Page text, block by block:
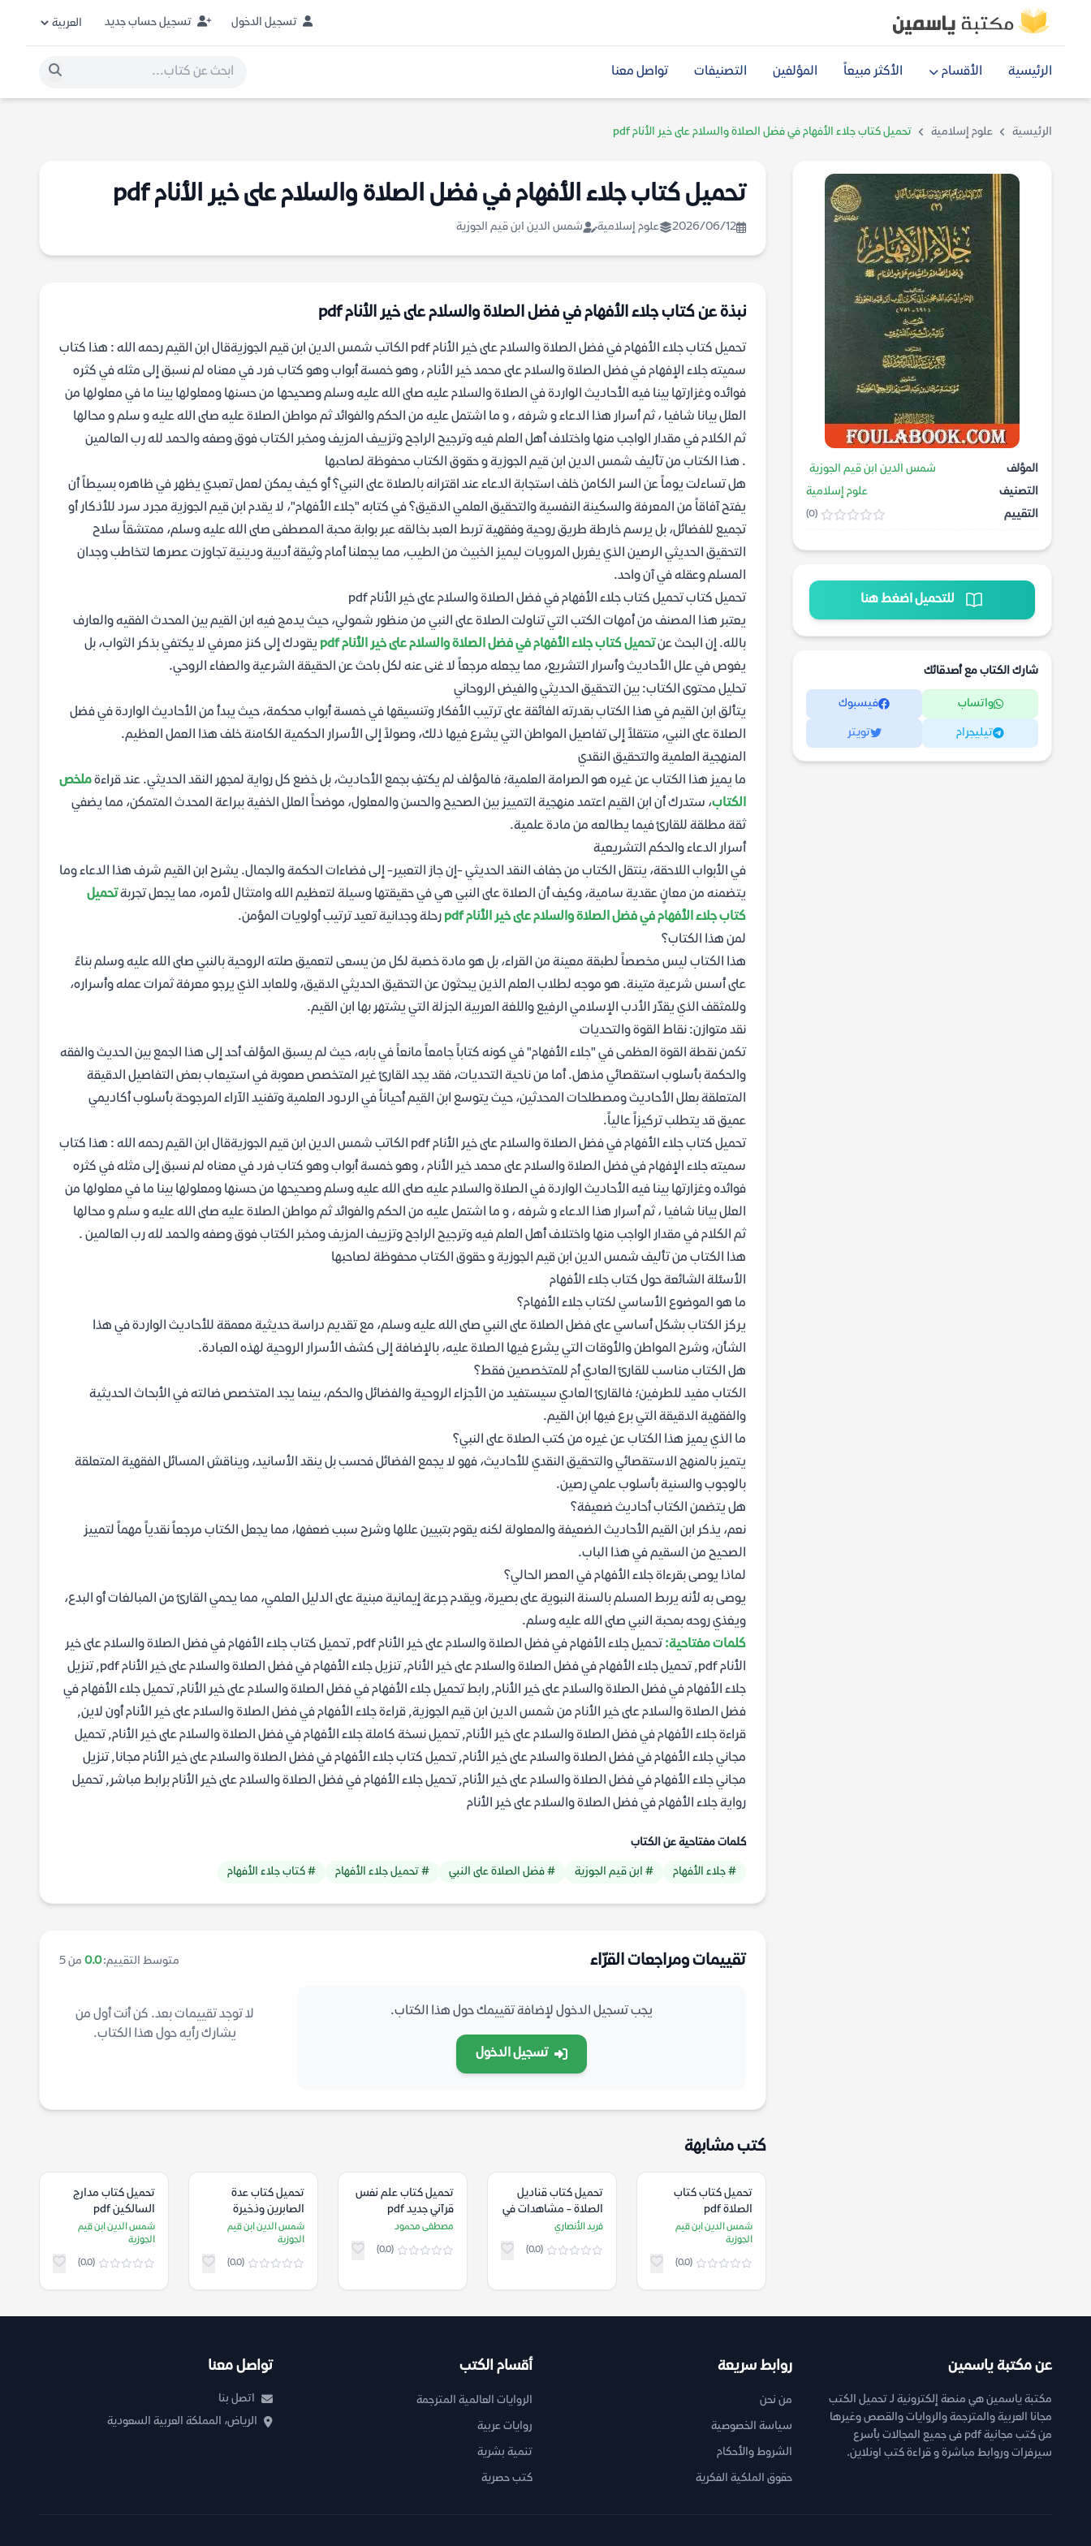
تسجيل الدخول تسجيل حساب جديد
الرئيسية الأقسام الأكثر مبيعاً المؤلفين التصنيفات تواصل معنا
الرئيسية علوم إسلامية تحميل كتاب جلاء الأفهام في فضل الصلاة والسلام على خير الأنام pdf
المؤلف
شمس الدين ابن قيم الجوزية
التصنيف
علوم إسلامية
التقييم
(0)
للتحميل اضغط هنا
شارك الكتاب مع أصدقائك
واتساب فيسبوك
تيليجرام تويتر
تحميل كتاب جلاء الأفهام في فضل الصلاة والسلام على خير الأنام pdf
2026/06/12 علوم إسلامية شمس الدين ابن قيم الجوزية
نبذة عن كتاب جلاء الأفهام في فضل الصلاة والسلام على خير الأنام pdf
تحميل كتاب جلاء الأفهام في فضل الصلاة والسلام على خير الأنام pdf الكاتب شمس الدين ابن قيم الجوزيةقال ابن القيم رحمه الله : هذا كتاب
سميته جلاء الإفهام في فضل الصلاة والسلام على محمد خير الأنام ، وهو خمسة أبواب وهو كتاب فرد في معناه لم نسبق إلى مثله في كثره
فوائده وغزارتها بينا فيه الأحاديث الواردة في الصلاة والسلام عليه صلى الله عليه وسلم وصحيحها من حسنها ومعلولها بينا ما في معلولها من
العلل بيانا شافيا ، ثم أسرار هذا الدعاء و شرفه ، و ما اشتمل عليه من الحكم والفوائد ثم مواطن الصلاة عليه صلى الله عليه و سلم و محالها
ثم الكلام في مقدار الواجب منها واختلاف أهل العلم فيه وترجيح الراجح وتزييف المزيف ومخبر الكتاب فوق وصفه والحمد لله رب العالمين
. هذا الكتاب من تأليف شمس الدين ابن قيم الجوزية و حقوق الكتاب محفوظة لصاحبها
هل تساءلت يوماً عن السر الكامن خلف استجابة الدعاء عند اقترانه بالصلاة على النبي؟ أو كيف يمكن لعمل تعبدي يظهر في ظاهره بسيطاً أن
يفتح آفاقاً من المعرفة والسكينة النفسية والتحقيق العلمي الدقيق؟ في كتابه "جلاء الأفهام"، لا يقدم ابن قيم الجوزية مجرد سرد للأذكار أو
تجميع للفضائل، بل يرسم خارطة طريق روحية وفقهية تربط العبد بخالقه عبر بوابة محبة المصطفى صلى الله عليه وسلم، ممتشقاً سلاح
التحقيق الحديثي الرصين الذي يغربل المرويات ليميز الخبيث من الطيب، مما يجعلنا أمام وثيقة أدبية ودينية تجاوزت عصرها لتخاطب وجدان
المسلم وعقله في آن واحد.
تحميل كتاب تحميل كتاب جلاء الأفهام في فضل الصلاة والسلام على خير الأنام pdf
يعتبر هذا المصنف من أمهات الكتب التي تناولت الصلاة على النبي من منظور شمولي، حيث يدمج فيه ابن القيم بين المحدث الفقيه والعارف
بالله. إن البحث عنتحميل كتاب جلاء الأفهام في فضل الصلاة والسلام على خير الأنام pdf
يقودك إلى كنز معرفي لا يكتفي بذكر الثواب، بل
يغوص في علل الأحاديث وأسرار التشريع، مما يجعله مرجعاً لا غنى عنه لكل باحث عن الحقيقة الشرعية والصفاء الروحي.
تحليل محتوى الكتاب: بين التحقيق الحديثي والفيض الروحاني
يتألق ابن القيم في هذا الكتاب بقدرته الفائقة على ترتيب الأفكار وتنسيقها في خمسة أبواب محكمة، حيث يبدأ من الأحاديث الواردة في فضل
الصلاة على النبي، منتقلاً إلى تفاصيل المواطن التي يشرع فيها ذلك، وصولاً إلى الأسرار الحكمية الكامنة خلف هذا العمل العظيم.
المنهجية العلمية والتحقيق النقدي
ما يميز هذا الكتاب عن غيره هو الصرامة العلمية؛ فالمؤلف لم يكتفِ بجمع الأحاديث، بل خضع كل رواية لمجهر النقد الحديثي. عند قراءةملخص
الكتاب، ستدرك أن ابن القيم اعتمد منهجية التمييز بين الصحيح والحسن والمعلول، موضحاً العلل الخفية ببراعة المحدث المتمكن، مما يضفي
ثقة مطلقة للقارئ فيما يطالعه من مادة علمية.
أسرار الدعاء والحكم التشريعية
في الأبواب اللاحقة، ينتقل الكتاب من جفاف النقد الحديثي -إن جاز التعبير- إلى فضاءات الحكمة والجمال. يشرح ابن القيم شرف هذا الدعاء وما
يتضمنه من معانٍ عقدية سامية، وكيف أن الصلاة على النبي هي في حقيقتها وسيلة لتعظيم الله وامتثال لأمره، مما يجعل تجربةتحميل
كتاب جلاء الأفهام في فضل الصلاة والسلام على خير الأنام pdf
رحلة وجدانية تعيد ترتيب أولويات المؤمن.
لمن هذا الكتاب؟
هذا الكتاب ليس مخصصاً لطبقة معينة من القراء، بل هو مادة خصبة لكل من يسعى لتعميق صلته الروحية بالنبي صلى الله عليه وسلم بناءً
على أسس شرعية متينة. هو موجه لطلاب العلم الذين يبحثون عن التحقيق الحديثي الدقيق، وللعابد الذي يرجو معرفة ثمرات عمله وأسراره،
وللمثقف الذي يقدّر الأدب الإسلامي الرفيع واللغة العربية الجزلة التي يشتهر بها ابن القيم.
نقد متوازن: نقاط القوة والتحديات
تكمن نقطة القوة العظمى في "جلاء الأفهام" في كونه كتاباً جامعاً مانعاً في بابه، حيث لم يسبق المؤلف أحد إلى هذا الجمع بين الحديث والفقه
والحكمة بأسلوب استقصائي مذهل. أما من ناحية التحديات، فقد يجد القارئ غير المتخصص صعوبة في استيعاب بعض التفاصيل الدقيقة
المتعلقة بعلل الأحاديث ومصطلحات المحدثين، حيث يتوسع ابن القيم أحياناً في الردود العلمية وتفنيد الآراء المرجوحة بأسلوب أكاديمي
عميق قد يتطلب تركيزاً عالياً.
تحميل كتاب جلاء الأفهام في فضل الصلاة والسلام على خير الأنام pdf الكاتب شمس الدين ابن قيم الجوزيةقال ابن القيم رحمه الله : هذا كتاب
سميته جلاء الإفهام في فضل الصلاة والسلام على محمد خير الأنام ، وهو خمسة أبواب وهو كتاب فرد في معناه لم نسبق إلى مثله في كثره
فوائده وغزارتها بينا فيه الأحاديث الواردة في الصلاة والسلام عليه صلى الله عليه وسلم وصحيحها من حسنها ومعلولها بينا ما في معلولها من
العلل بيانا شافيا ، ثم أسرار هذا الدعاء و شرفه ، و ما اشتمل عليه من الحكم والفوائد ثم مواطن الصلاة عليه صلى الله عليه و سلم و محالها
ثم الكلام في مقدار الواجب منها واختلاف أهل العلم فيه وترجيح الراجح وتزييف المزيف ومخبر الكتاب فوق وصفه والحمد لله رب العالمين .
هذا الكتاب من تأليف شمس الدين ابن قيم الجوزية و حقوق الكتاب محفوظة لصاحبها
الأسئلة الشائعة حول كتاب جلاء الأفهام
ما هو الموضوع الأساسي لكتاب جلاء الأفهام؟
يركز الكتاب بشكل أساسي على فضل الصلاة على النبي صلى الله عليه وسلم، مع تقديم دراسة حديثية معمقة للأحاديث الواردة في هذا
الشأن، وشرح المواطن والأوقات التي يشرع فيها الصلاة عليه، بالإضافة إلى كشف الأسرار الروحية لهذه العبادة.
هل الكتاب مناسب للقارئ العادي أم للمتخصصين فقط؟
الكتاب مفيد للطرفين؛ فالقارئ العادي سيستفيد من الأجزاء الروحية والفضائل والحكم، بينما يجد المتخصص ضالته في الأبحاث الحديثية
والفقهية الدقيقة التي برع فيها ابن القيم.
ما الذي يميز هذا الكتاب عن غيره من كتب الصلاة على النبي؟
يتميز بالمنهج الاستقصائي والتحقيق النقدي للأحاديث، فهو لا يجمع الفضائل فحسب بل ينقد الأسانيد، ويناقش المسائل الفقهية المتعلقة
بالوجوب والسنية بأسلوب علمي رصين.
هل يتضمن الكتاب أحاديث ضعيفة؟
نعم، يذكر ابن القيم الأحاديث الضعيفة والمعلولة لكنه يقوم بتبيين عللها وشرح سبب ضعفها، مما يجعل الكتاب مرجعاً نقدياً مهماً لتمييز
الصحيح من السقيم في هذا الباب.
لماذا يوصى بقرءاة جلاء الأفهام في العصر الحالي؟
يوصى به لأنه يربط المسلم بالسنة النبوية على بصيرة، ويقدم جرعة إيمانية مبنية على الدليل العلمي، مما يحمي القارئ من المبالغات أو البدع،
ويغذي روحه بمحبة النبي صلى الله عليه وسلم.
كلمات مفتاحية:
تحميل جلاء الأفهام في فضل الصلاة والسلام على خير الأنام pdf, تحميل كتاب جلاء الأفهام في فضل الصلاة والسلام على خير
الأنام pdf, تحميل جلاء الأفهام في فضل الصلاة والسلام على خير الأنام, تنزيل جلاء الأفهام في فضل الصلاة والسلام على خير الأنام pdf, تنزيل
جلاء الأفهام في فضل الصلاة والسلام على خير الأنام, رابط تحميل جلاء الأفهام في فضل الصلاة والسلام على خير الأنام, تحميل جلاء الأفهام في
فضل الصلاة والسلام على خير الأنام من شمس الدين ابن قيم الجوزية, قراءة جلاء الأفهام في فضل الصلاة والسلام على خير الأنام أون لاين,
قراءة جلاء الأفهام في فضل الصلاة والسلام على خير الأنام, تحميل نسخة كاملة جلاء الأفهام في فضل الصلاة والسلام على خير الأنام, تحميل
مجاني جلاء الأفهام في فضل الصلاة والسلام على خير الأنام, تحميل كتاب جلاء الأفهام في فضل الصلاة والسلام على خير الأنام مجانا, تنزيل
مجاني جلاء الأفهام في فضل الصلاة والسلام على خير الأنام, تحميل جلاء الأفهام في فضل الصلاة والسلام على خير الأنام برابط مباشر, تحميل
رواية جلاء الأفهام في فضل الصلاة والسلام على خير الأنام
كلمات مفتاحية عن الكتاب
# جلاء الأفهام # ابن قيم الجوزية # فضل الصلاة على النبي # تحميل جلاء الأفهام # كتاب جلاء الأفهام
تقييمات ومراجعات القرّاء متوسط التقييم:0.0 من 5
يجب تسجيل الدخول لإضافة تقييمك حول هذا الكتاب.
تسجيل الدخول
لا توجد تقييمات بعد. كن أنت أول من
يشارك رأيه حول هذا الكتاب.
كتب مشابهة
تحميل كتاب كتاب
الصلاة pdf
شمس الدين ابن قيم
الجوزية
(0.0)
تحميل كتاب قناديل
الصلاة - مشاهدات في
منازل الجمال pdf
فريد الأنصاري
(0.0)
تحميل كتاب علم نفس
قرآني جديد pdf
مصطفى محمود
(0.0)
تحميل كتاب عدة
الصابرين وذخيرة
الشاكرين pdf
شمس الدين ابن قيم
الجوزية
(0.0)
تحميل كتاب مدارج
السالكين pdf
شمس الدين ابن قيم
الجوزية
(0.0)
عن مكتبة ياسمين
مكتبة ياسمين هي منصة إلكترونية لـ تحميل الكتب
مجانا العربية والمترجمة والروايات والقصص وغيرها
من كتب مجانية pdf فى جميع المجالات بأسرع
سيرفرات وروابط مباشرة و قراءة كتب اونلاين.
روابط سريعة
من نحن
سياسة الخصوصية
الشروط والأحكام
حقوق الملكية الفكرية
أقسام الكتب
الروايات العالمية المترجمة
روايات عربية
تنمية بشرية
كتب حصرية
تواصل معنا
اتصل بنا
الرياض، المملكة العربية السعودية